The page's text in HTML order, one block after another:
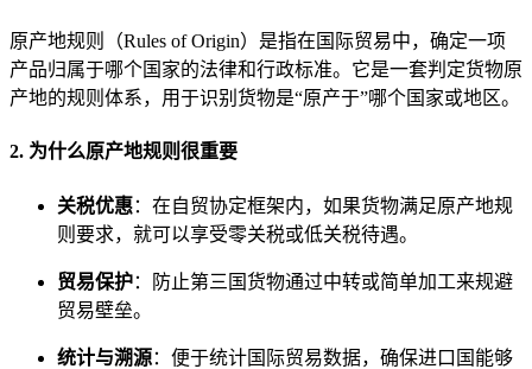
原产地规则（Rules of Origin）是指在国际贸易中，确定一项
产品归属于哪个国家的法律和行政标准。它是一套判定货物原
产地的规则体系，用于识别货物是“原产于”哪个国家或地区。
2. 为什么原产地规则很重要
关税优惠：在自贸协定框架内，如果货物满足原产地规
则要求，就可以享受零关税或低关税待遇。
贸易保护：防止第三国货物通过中转或简单加工来规避
贸易壁垒。
统计与溯源：便于统计国际贸易数据，确保进口国能够